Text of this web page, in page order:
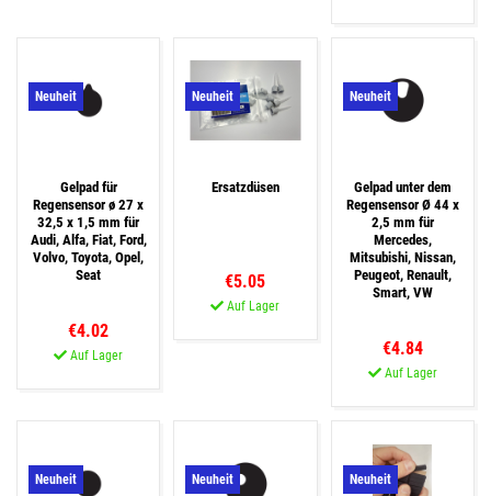
Neuheit
Gelpad für
Regensensor ø 27 x
32,5 x 1,5 mm für
Audi, Alfa, Fiat, Ford,
Volvo, Toyota, Opel,
Seat
€4.02
Auf Lager
Neuheit
Ersatzdüsen
€5.05
Auf Lager
Neuheit
Gelpad unter dem
Regensensor Ø 44 x
2,5 mm für
Mercedes,
Mitsubishi, Nissan,
Peugeot, Renault,
Smart, VW
€4.84
Auf Lager
Neuheit Neuheit Neuheit